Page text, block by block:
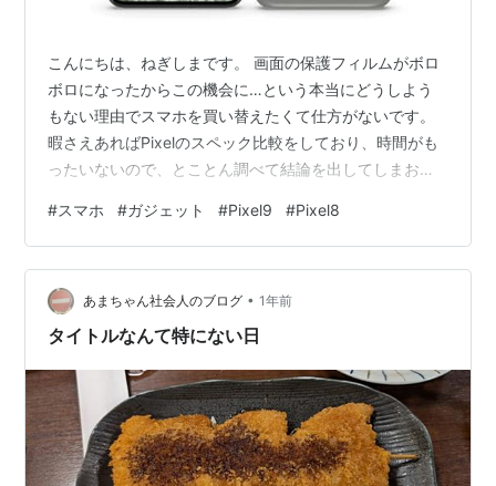
こんにちは、ねぎしまです。 画面の保護フィルムがボロ
ボロになったからこの機会に…という本当にどうしよう
もない理由でスマホを買い替えたくて仕方がないです。
暇さえあればPixelのスペック比較をしており、時間がも
ったいないので、とことん調べて結論を出してしまおう
Pixel8からPixel9への買い替えはアリか？Pixel10を待つ
べきか？という私が結論を出すための記事です。 Pixel
8（使用中） vs Pixel 9 比較 スペック比較 項目 Pixel 8
Pixel 9 価格（税込） ¥112,900 ¥128,900 ディスプレイ
6.…
#スマホ #ガジェット #Pixel9 #Pixel8
あまちゃん社会人のブログ • 1年前
タイトルなんて特にない日